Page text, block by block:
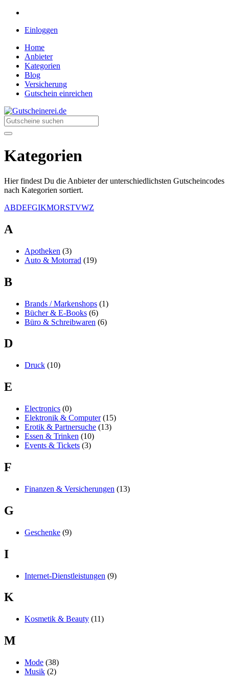
Einloggen
Home
Anbieter
Kategorien
Blog
Versicherung
Gutschein einreichen
Rabatte für jeden Einkauf
Kategorien
Hier findest Du die Anbieter der unterschiedlichsten Gutscheincodes
nach Kategorien sortiert.
ABDEFGIKMORSTVWZ
A
Apotheken (3)
Auto & Motorrad (19)
B
Brands / Markenshops (1)
Bücher & E-Books (6)
Büro & Schreibwaren (6)
D
Druck (10)
E
Electronics (0)
Elektronik & Computer(15)
Erotik & Partnersuche (13)
Essen & Trinken (10)
Events & Tickets (3)
F
Finanzen & Versicherungen (13)
G
Geschenke (9)
I
Internet-Dienstleistungen (9)
K
Kosmetik & Beauty (11)
M
Mode (38)
Musik (2)